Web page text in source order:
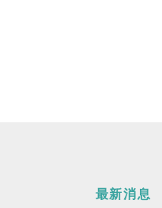
最新消息